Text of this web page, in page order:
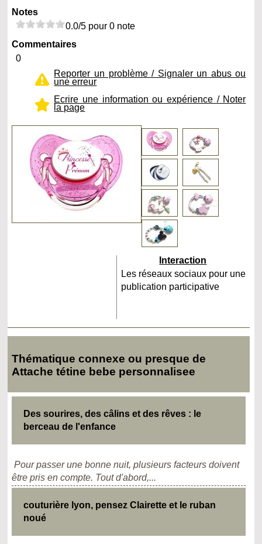
Notes
0.0/5 pour 0 note
Commentaires
0
Reporter un problème / Signaler un abus ou
une erreur
Ecrire une information ou expérience / Noter
la page
Interaction
Les réseaux sociaux pour une
publication participative
Thématique connexe ou presque de
Attache tétine bebe personnalisee
Des sourires, des câlins et des rêves : le
berceau de l'enfance
Pour passer une bonne nuit, plusieurs facteurs doivent
être pris en compte. Tout d'abord,...
couturière lyon, pensez Clairette et le ruban
noué